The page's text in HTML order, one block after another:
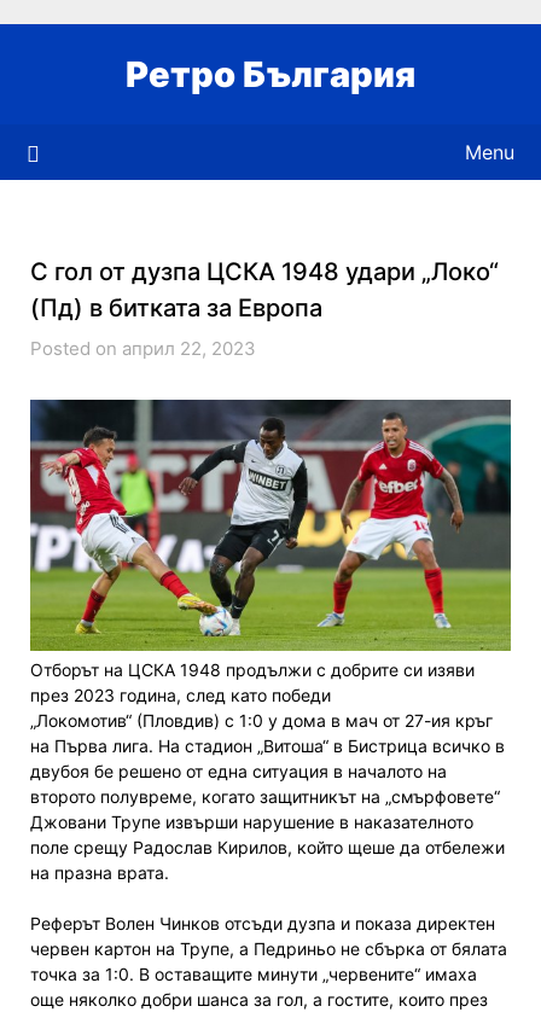
Ретро България
Menu
С гол от дузпа ЦСКА 1948 удари „Локо“
(Пд) в битката за Европа
Posted on април 22, 2023
Отборът на ЦСКА 1948 продължи с добрите си изяви
през 2023 година, след като победи
„Локомотив“ (Пловдив) с 1:0 у дома в мач от 27-ия кръг
на Първа лига. На стадион „Витоша“ в Бистрица всичко в
двубоя бе решено от една ситуация в началото на
второто полувреме, когато защитникът на „смърфовете“
Джовани Трупе извърши нарушение в наказателното
поле срещу Радослав Кирилов, който щеше да отбележи
на празна врата.
Реферът Волен Чинков отсъди дузпа и показа директен
червен картон на Трупе, а Педриньо не сбърка от бялата
точка за 1:0. В оставащите минути „червените“ имаха
още няколко добри шанса за гол, а гостите, които през